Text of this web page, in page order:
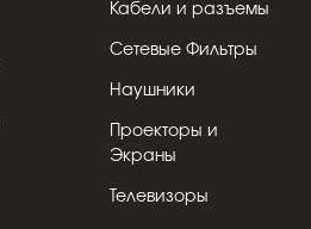
Кабели и разъемы
Сетевые Фильтры
Наушники
Проекторы и
Экраны
Телевизоры